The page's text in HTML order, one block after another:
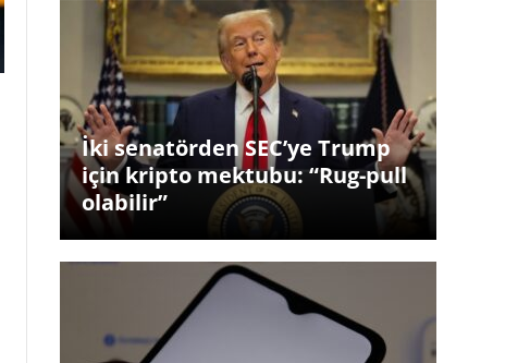
İki senatörden SEC’ye Trump
için kripto mektubu: “Rug-pull
olabilir”